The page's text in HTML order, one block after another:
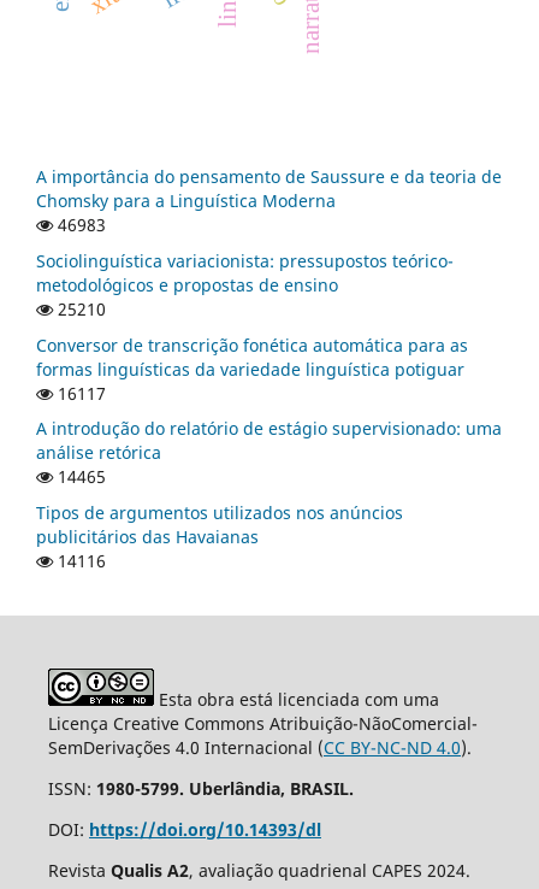
A importância do pensamento de Saussure e da teoria de
Chomsky para a Linguística Moderna
46983
Sociolinguística variacionista: pressupostos teórico-
metodológicos e propostas de ensino
25210
Conversor de transcrição fonética automática para as
formas linguísticas da variedade linguística potiguar
16117
A introdução do relatório de estágio supervisionado: uma
análise retórica
14465
Tipos de argumentos utilizados nos anúncios
publicitários das Havaianas
14116
Esta obra está licenciada com uma
Licença Creative Commons Atribuição-NãoComercial-
SemDerivações 4.0 Internacional (CC BY-NC-ND 4.0).
ISSN: 1980-5799. Uberlândia, BRASIL.
DOI: https://doi.org/10.14393/dl
Revista Qualis A2, avaliação quadrienal CAPES 2024.